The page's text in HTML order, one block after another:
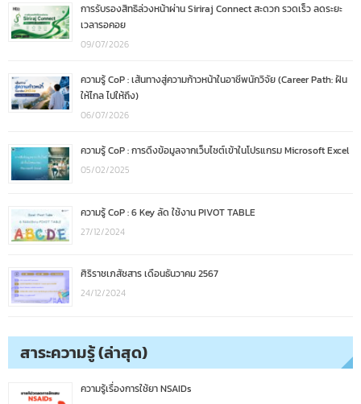
การรับรองสิทธิล่วงหน้าผ่าน Siriraj Connect สะดวก รวดเร็ว ลดระยะ
เวลารอคอย
09/07/2026
ความรู้ CoP : เส้นทางสู่ความก้าวหน้าในอาชีพนักวิจัย (Career Path: ฝัน
ให้ไกล ไปให้ถึง)
06/07/2026
ความรู้ CoP : การดึงข้อมูลจากเว็บไซต์เข้าในโปรแกรม Microsoft Excel
05/02/2025
ความรู้ CoP : 6 Key ลัด ใช้งาน PIVOT TABLE
27/12/2024
ศิริราชเภสัชสาร เดือนธันวาคม 2567
24/12/2024
สาระความรู้ (ล่าสุด)
ความรู้เรื่องการใช้ยา NSAIDs